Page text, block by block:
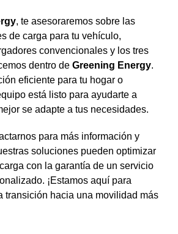
, te asesoraremos sobre las
de carga para tu vehículo,
convencionales y los tres
dentro de Greening Energy.
eficiente para tu hogar o
está listo para ayudarte a
se adapte a tus necesidades.
para más información y
soluciones pueden optimizar
con la garantía de un servicio
¡Estamos aquí para
transición hacia una movilidad más